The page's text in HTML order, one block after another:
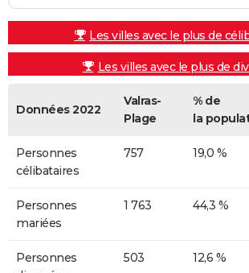
Les villes avec le plus de
Les villes avec le plus de
Données 2022
Valras-
Plage
% de
la
Personnes
célibataires
757 19,0 %
Personnes
mariées
1 763 44,3 %
Personnes
503 12,6 %